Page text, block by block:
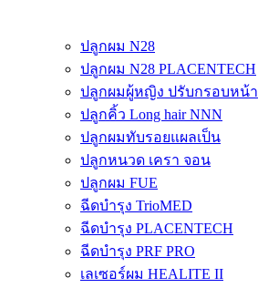
ปลูกผม N28
ปลูกผม N28 PLACENTECH
ปลูกผมผู้หญิง ปรับกรอบหน้า
ปลูกคิ้ว Long hair NNN
ปลูกผมทับรอยแผลเป็น
ปลูกหนวด เครา จอน
ปลูกผม FUE
ฉีดบำรุง TrioMED
ฉีดบำรุง PLACENTECH
ฉีดบำรุง PRF PRO
เลเซอร์ผม HEALITE II